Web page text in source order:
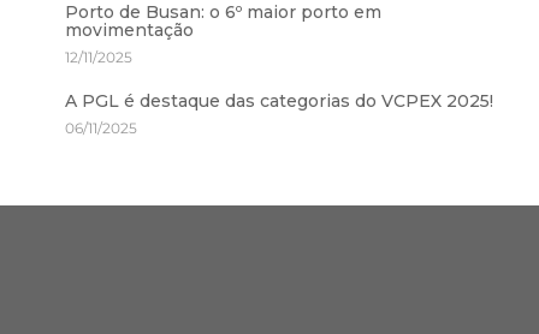
Porto de Busan: o 6º maior porto em
movimentação
12/11/2025
A PGL é destaque das categorias do VCPEX 2025!
06/11/2025